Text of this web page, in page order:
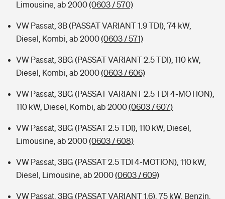
Limousine, ab 2000(0603 / 570)
VW Passat, 3B (PASSAT VARIANT 1.9 TDI), 74 kW,
Diesel, Kombi, ab 2000(0603 / 571)
VW Passat, 3BG (PASSAT VARIANT 2.5 TDI), 110 kW,
Diesel, Kombi, ab 2000(0603 / 606)
VW Passat, 3BG (PASSAT VARIANT 2.5 TDI 4-MOTION),
110 kW, Diesel, Kombi, ab 2000(0603 / 607)
VW Passat, 3BG (PASSAT 2.5 TDI), 110 kW, Diesel,
Limousine, ab 2000(0603 / 608)
VW Passat, 3BG (PASSAT 2.5 TDI 4-MOTION), 110 kW,
Diesel, Limousine, ab 2000(0603 / 609)
VW Passat, 3BG (PASSAT VARIANT 1.6), 75 kW, Benzin,